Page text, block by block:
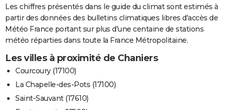
Les chiffres présentés dans le guide du climat sont estimés à
partir des données des bulletins climatiques libres d'accès de
Météo France portant sur plus d'une centaine de stations
météo réparties dans toute la France Métropolitaine.
Les villes à proximité de Chaniers
Courcoury (17100)
La Chapelle-des-Pots (17100)
Saint-Sauvant (17610)